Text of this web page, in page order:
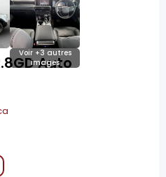
Voir +3 autres
images
Auto